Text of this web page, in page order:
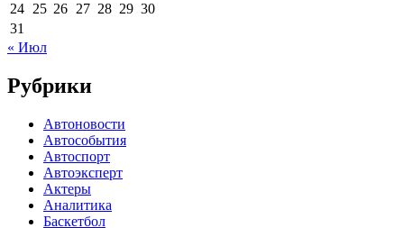
24 25 26 27 28 29 30
31
« Июл
Рубрики
Автоновости
Автособытия
Автоспорт
Автоэксперт
Актеры
Аналитика
Баскетбол